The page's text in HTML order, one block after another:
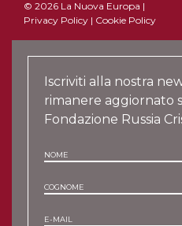
© 2026 La Nuova Europa |
Privacy Policy | Cookie Policy
Iscriviti alla nostra
rimanere aggiornato
Fondazione Russia
NOME
COGNOME
E-MAIL